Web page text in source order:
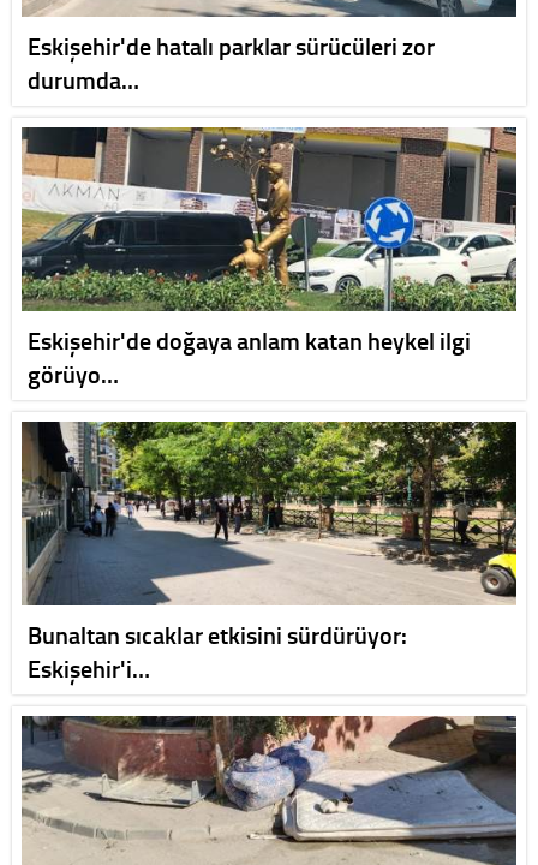
Eskişehir'de hatalı parklar sürücüleri zor
durumda…
Eskişehir'de doğaya anlam katan heykel ilgi
görüyo…
Bunaltan sıcaklar etkisini sürdürüyor:
Eskişehir'i…